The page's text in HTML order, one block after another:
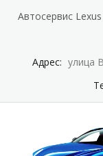
Автосервис Lexus
Адрес: улица